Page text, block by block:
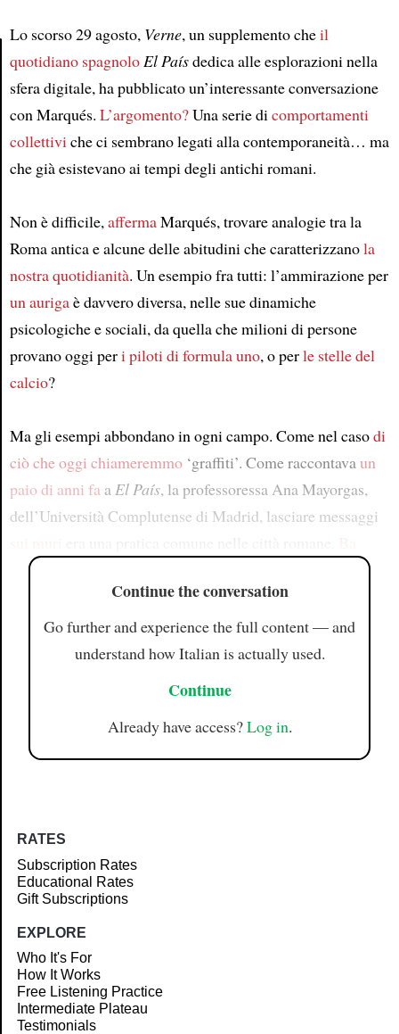
Article
Lo scorso 29 agosto, Verne, un supplemento cheil
quotidiano spagnoloEl Paísdedica alle esplorazioni nella
sfera digitale, ha pubblicato un’interessante conversazione
con Marqués. L’argomento?Una serie dicomportamenti
collettiviche ci sembrano legati alla contemporaneità… ma
che già esistevano ai tempi degli antichi romani.
Non è difficile,affermaMarqués, trovare analogie tra la
Roma antica e alcune delle abitudini che caratterizzanola
nostra quotidianità. Un esempio fra tutti: l’ammirazione per
un aurigaè davvero diversa, nelle sue dinamiche
psicologiche e sociali, da quella che milioni di persone
provano oggi peri piloti di formula uno, o perle stelle del
calcio?
Ma gli esempi abbondano in ogni campo. Come nel casodi
ciò che oggi chiameremmo‘graffiti’. Come raccontavaun
paio di anni faaEl País, la professoressa Ana Mayorgas,
dell’Università Complutense di Madrid, lasciare messaggi
Continue the conversation
Go further and experience the full content — and
understand how Italian is actually used.
Continue
Already have access?Log in.
RATES
Subscription Rates
Educational Rates
Gift Subscriptions
EXPLORE
Who It's For
How It Works
Free Listening Practice
Intermediate Plateau
Testimonials